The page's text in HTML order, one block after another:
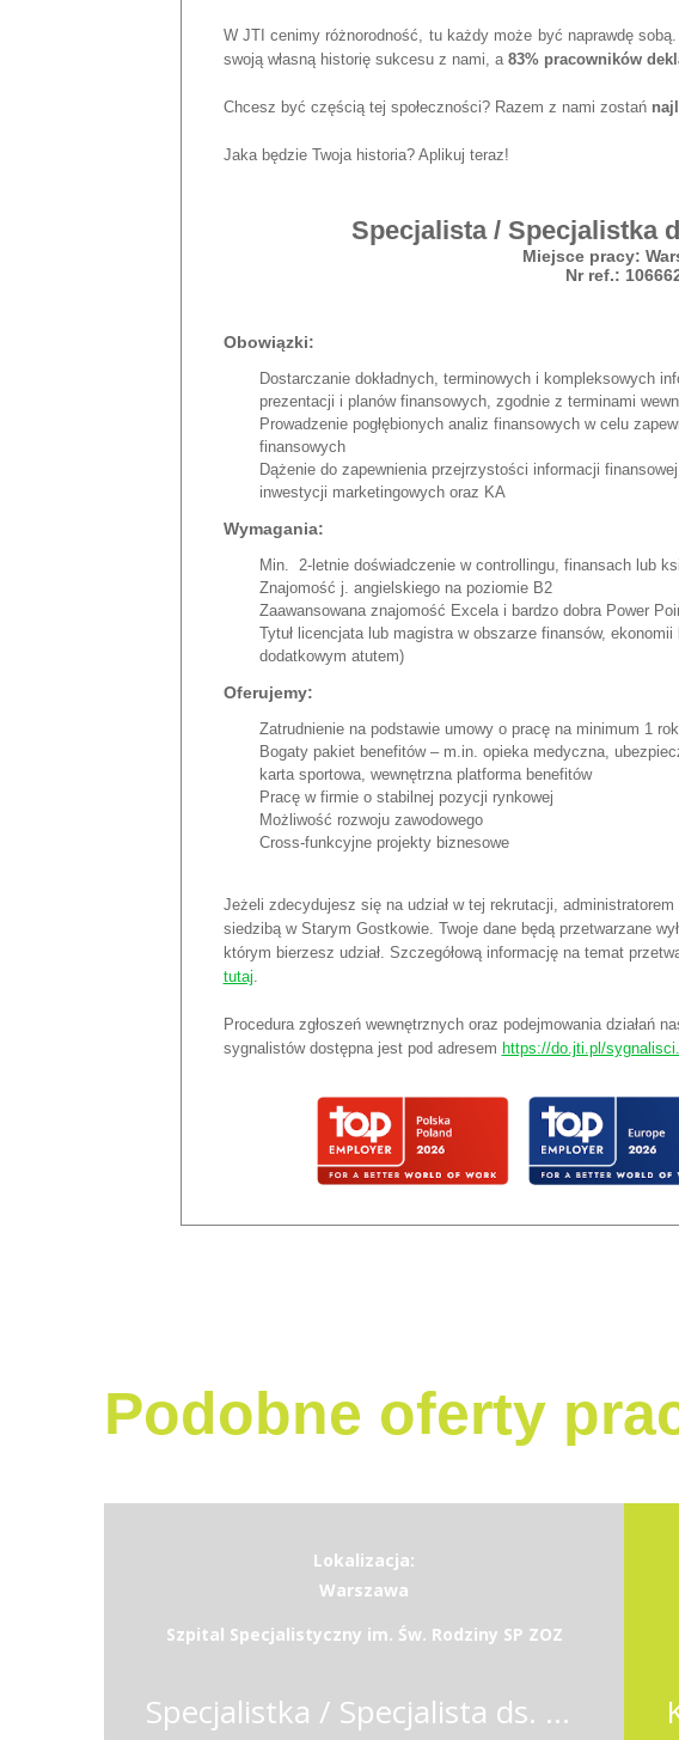
W JTI cenimy różnorodność, tu każdy może być naprawdę sobą.
swojąwłasnąhistorięsukcesu z nami, a 83% pracowników
Chcesz być częścią tej społeczności? Razem z nami zostań
Jaka będzie Twoja historia? Aplikuj teraz!
Specjalista / Specjalistka
Miejsce pracy:
Nr ref.:
Obowiązki:
Dostarczanie dokładnych, terminowych i kompleksowych
prezentacji i planów finansowych, zgodnie z terminami
Prowadzenie pogłębionych analiz finansowych w celu
finansowych
Dążenie do zapewnienia przejrzystości informacji
inwestycji marketingowych oraz KA
Wymagania:
Min. 2-letnie doświadczenie w controllingu, finansach lub
Znajomość j. angielskiego na poziomie B2
Zaawansowana znajomość Excela i bardzo dobra Power
Tytuł licencjata lub magistra w obszarze finansów,
dodatkowym atutem)
Oferujemy:
Zatrudnienie na podstawie umowy o pracę na minimum 1
Bogaty pakiet benefitów – m.in. opieka medyczna,
karta sportowa, wewnętrzna platforma benefitów
Pracę w firmie o stabilnej pozycji rynkowej
Możliwość rozwoju zawodowego
Cross-funkcyjne projekty biznesowe
Jeżeli zdecydujesz się na udział w tej rekrutacji,
siedzibą w Starym Gostkowie. Twoje dane będą przetwarzane
którym bierzesz udział. Szczegółową informację na temat
tutaj.
Procedura zgłoszeń wewnętrznych oraz podejmowania działań
sygnalistów dostępna jest pod adresem https://do.jti.pl/
Podobne oferty
Lokalizacja:
Warszawa
Szpital Specjalistyczny im. Św. Rodziny SP ZOZ
Specjalistka / Specjalista ds. kontrolingu